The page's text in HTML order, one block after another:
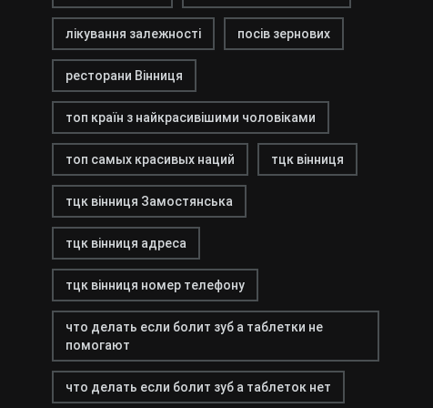
лікування залежності посів зернових
ресторани Вінниця
топ країн з найкрасивішими чоловіками
топ самых красивых наций тцк вінниця
тцк вінниця Замостянська
тцк вінниця адреса
тцк вінниця номер телефону
что делать если болит зуб а таблетки не
помогают
что делать если болит зуб а таблеток нет